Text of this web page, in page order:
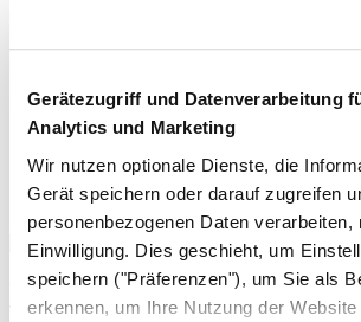
Gerätezugriff und Datenverarbeitung
Analytics und Marketing
Wir nutzen optionale Dienste, die
Gerät speichern oder darauf zugreifen
personenbezogenen Daten verarbeiten,
Einwilligung. Dies geschieht, um
speichern ("Präferenzen"), um Sie als
erkennen, um Ihre Nutzung der
Perlenkette